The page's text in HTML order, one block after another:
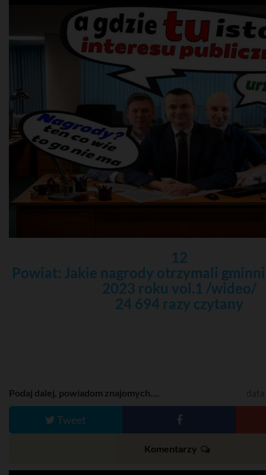
12
Powiat: Jakie nagrody otrzymali
2023 roku vol.1 /wideo/
24 694 razy czytany
Podaj dalej, powiadom znajomych....
Tweet
Komentarzy